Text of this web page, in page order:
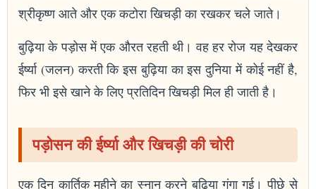
श्रीकृष्ण आते और एक कटोरा खिचड़ी का रखकर चले जाते।
बुढ़िया के पड़ोस में एक औरत रहती थी। वह हर रोज यह देखकर
ईर्ष्या (जलन) करती कि इस बुढ़िया का इस दुनिया में कोई नहीं है,
फिर भी इसे खाने के लिए प्रतिदिन खिचड़ी मिल ही जाती है।
पड़ोसन की ईर्ष्या और खिचड़ी की चोरी
एक दिन कार्तिक महीने का स्नान करने बुढ़िया गंगा गई। पीछे से